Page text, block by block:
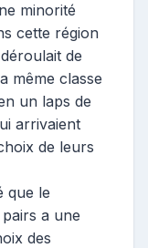
minorité
cette région
de
même classe
un laps de
arrivaient
de leurs
que le
a une
des